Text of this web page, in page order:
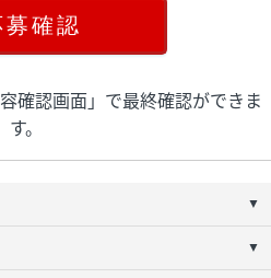
確認画面」で最終確認ができま
す。
▼
▼